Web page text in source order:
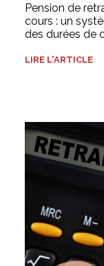
Pension de
cours : un
des durées de
LIRE L'ARTICLE